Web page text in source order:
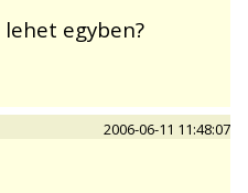
egyben?
2006-06-11 11:48:07